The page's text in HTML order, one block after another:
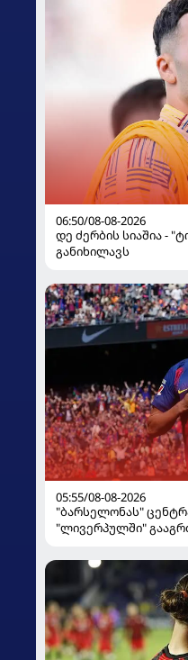
06:50/08-08-2026
დე ძერბის სიაშია -
განიხილავს
05:55/08-08-2026
"ბარსელონას"
"ლივერპულში"